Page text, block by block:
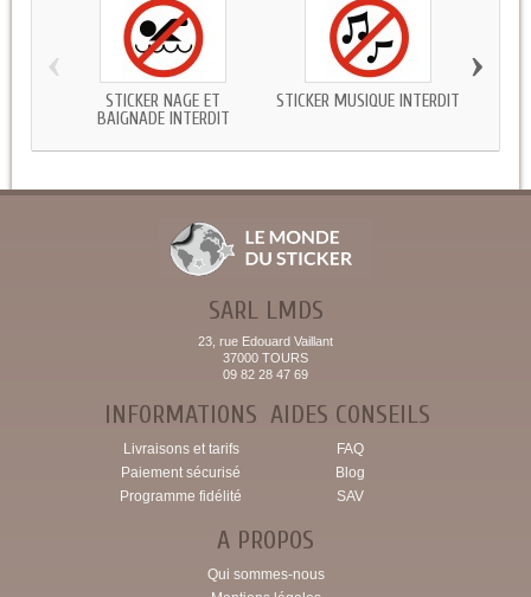
STICKER NAGE ET
BAIGNADE INTERDIT
STICKER MUSIQUE INTERDIT
‹ ›
SARL LMDS
23, rue Edouard Vaillant
37000 TOURS
09 82 28 47 69
INFORMATIONS
Livraisons et tarifs
Paiement sécurisé
Programme fidélité
AIDES CONSEILS
FAQ
Blog
SAV
A PROPOS
Qui sommes-nous